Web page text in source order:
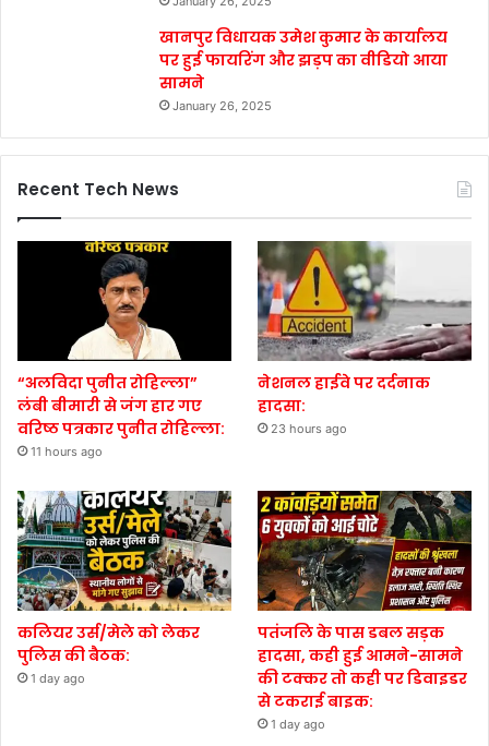
खानपुर विधायक उमेश कुमार के कार्यालय
पर हुई फायरिंग और झड़प का वीडियो आया
सामने
January 26, 2025
Recent Tech News
“अलविदा पुनीत रोहिल्ला”
लंबी बीमारी से जंग हार गए
वरिष्ठ पत्रकार पुनीत रोहिल्ला:
11 hours ago
नेशनल हाईवे पर दर्दनाक
हादसा:
23 hours ago
कलियर उर्स/मेले को लेकर
पुलिस की बैठक:
1 day ago
पतंजलि के पास डबल सड़क
हादसा, कही हुई आमने-सामने
की टक्कर तो कही पर डिवाइडर
से टकराई बाइक:
1 day ago